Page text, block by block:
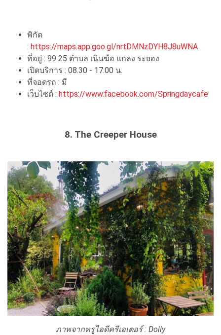
พิกัด
: https://maps.app.goo.gl/nrtDMNzDYH8J8uWNA
ที่อยู่ : 99 25 ตำบล เนินฆ้อ แกลง ระยอง
เปิดบริการ : 08.30 - 17.00 น.
ที่จอดรถ : มี
เว็บไซต์ : https://www.facebook.com/Springdaycafe
8. The Creeper House
ภาพจากทรูไอดีครีเอเตอร์ : Dolly